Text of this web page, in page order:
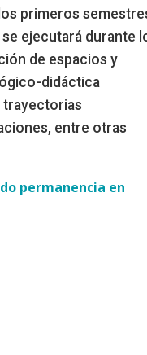
primeros
ejecutará durante
de espacios y
didáctica
trayectorias
entre otras
permanencia en